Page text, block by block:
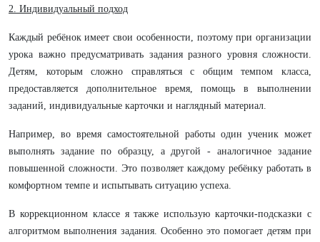
2. Индивидуальный подход
Каждый ребёнок имеет свои особенности, поэтому при организации
урока важно предусматривать задания разного уровня сложности.
Детям, которым сложно справляться с общим темпом класса,
предоставляется дополнительное время, помощь в выполнении
заданий, индивидуальные карточки и наглядный материал.
Например, во время самостоятельной работы один ученик может
выполнять задание по образцу, а другой - аналогичное задание
повышенной сложности. Это позволяет каждому ребёнку работать в
комфортном темпе и испытывать ситуацию успеха.
В коррекционном классе я также использую карточки-подсказки с
алгоритмом выполнения задания. Особенно это помогает детям при